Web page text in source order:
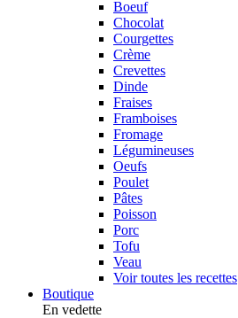
Boeuf
Chocolat
Courgettes
Crème
Crevettes
Dinde
Fraises
Framboises
Fromage
Légumineuses
Oeufs
Poulet
Pâtes
Poisson
Porc
Tofu
Veau
Voir toutes les recettes
Boutique
En vedette